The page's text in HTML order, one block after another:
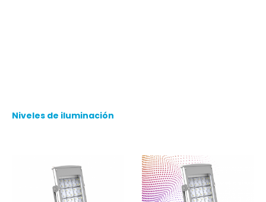
Niveles de iluminación